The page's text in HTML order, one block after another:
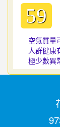
59
空氣質量
人群健康
極少數異